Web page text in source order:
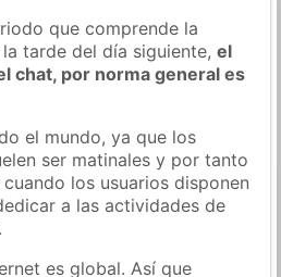
que comprende la
tarde del día siguiente,el
chat, por norma general es
el mundo, ya que los
ser matinales y por tanto
los usuarios disponen
a las actividades de
es global. Así que